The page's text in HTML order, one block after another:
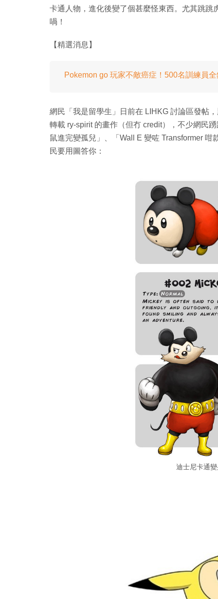
卡通人物，進化後變了個甚麼怪東西。尤其跳
喎！
【精選消息】
Pokemon go 玩家不敵癌症！500名訓練員
網民「我是留學生」日前在 LIHKG 討論區發帖
轉載 ry-spirit 的畫作（但冇 credit），不少網民
鼠進完變孤兒」、「Wall E 變咗 Transformer
民要用圖答你：
迪士尼卡通